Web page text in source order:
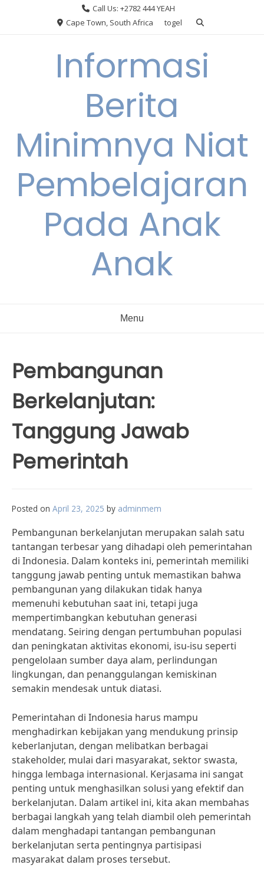
Call Us: +2782 444 YEAH
Cape Town, South Africa
togel
Informasi
Berita
Minimnya Niat
Pembelajaran
Pada Anak
Anak
Menu
Pembangunan
Berkelanjutan:
Tanggung Jawab
Pemerintah
Posted on April 23, 2025 by adminmem
Pembangunan berkelanjutan merupakan salah satu
tantangan terbesar yang dihadapi oleh pemerintahan
di Indonesia. Dalam konteks ini, pemerintah memiliki
tanggung jawab penting untuk memastikan bahwa
pembangunan yang dilakukan tidak hanya
memenuhi kebutuhan saat ini, tetapi juga
mempertimbangkan kebutuhan generasi
mendatang. Seiring dengan pertumbuhan populasi
dan peningkatan aktivitas ekonomi, isu-isu seperti
pengelolaan sumber daya alam, perlindungan
lingkungan, dan penanggulangan kemiskinan
semakin mendesak untuk diatasi.
Pemerintahan di Indonesia harus mampu
menghadirkan kebijakan yang mendukung prinsip
keberlanjutan, dengan melibatkan berbagai
stakeholder, mulai dari masyarakat, sektor swasta,
hingga lembaga internasional. Kerjasama ini sangat
penting untuk menghasilkan solusi yang efektif dan
berkelanjutan. Dalam artikel ini, kita akan membahas
berbagai langkah yang telah diambil oleh pemerintah
dalam menghadapi tantangan pembangunan
berkelanjutan serta pentingnya partisipasi
masyarakat dalam proses tersebut.